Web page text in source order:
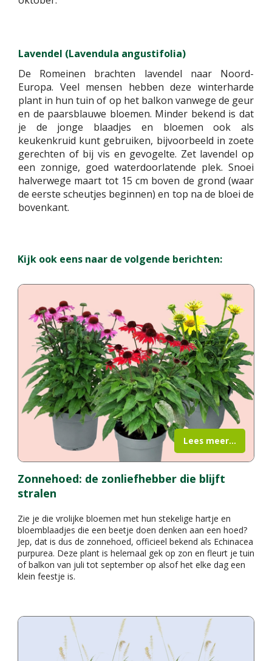
Lavendel (Lavendula angustifolia)
De Romeinen brachten lavendel naar Noord-
Europa. Veel mensen hebben deze winterharde
plant in hun tuin of op het balkon vanwege de geur
en de paarsblauwe bloemen. Minder bekend is dat
je de jonge blaadjes en bloemen ook als
keukenkruid kunt gebruiken, bijvoorbeeld in zoete
gerechten of bij vis en gevogelte. Zet lavendel op
een zonnige, goed waterdoorlatende plek. Snoei
halverwege maart tot 15 cm boven de grond (waar
de eerste scheutjes beginnen) en top na de bloei de
bovenkant.
Kijk ook eens naar de volgende berichten:
Zonnehoed: de zonliefhebber die blijft
stralen
Zie je die vrolijke bloemen met hun stekelige hartje en
bloemblaadjes die een beetje doen denken aan een hoed?
Jep, dat is dus de zonnehoed, officieel bekend als Echinacea
purpurea. Deze plant is helemaal gek op zon en fleurt je tuin
of balkon van juli tot september op alsof het elke dag een
klein feestje is.
Lees meer...